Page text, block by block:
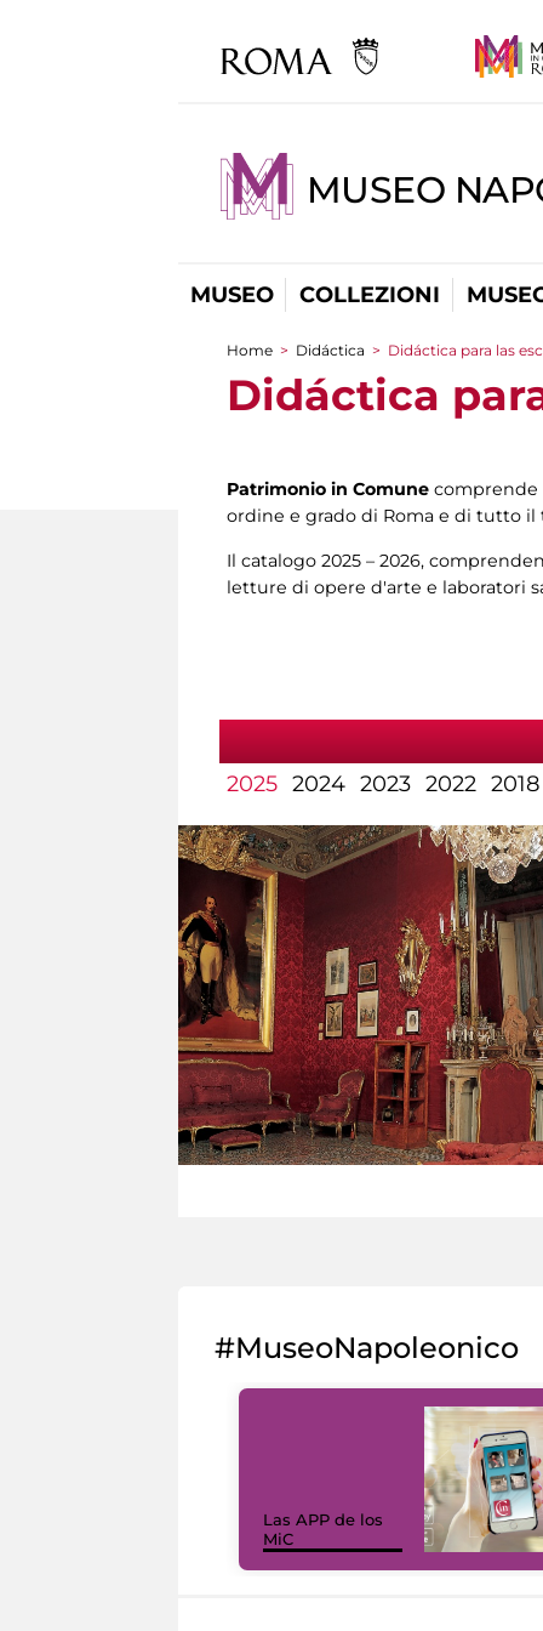
MUSEO
MUSEO COLLEZIONI
You are here
Home > Didáctica > Didáctica para las
Didáctica
Patrimonio in Comune comprende
ordine e grado di Roma e di tutto il
Il catalogo 2025 – 2026,
letture di opere d'arte e laboratori
2025 2024 2023 2022 2018
#MuseoNapoleonico
Las APP de los
MiC